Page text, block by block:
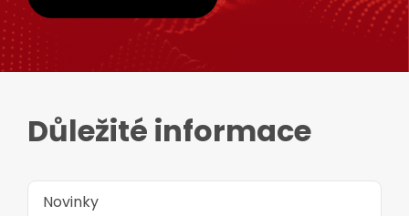
Důležité informace
Novinky